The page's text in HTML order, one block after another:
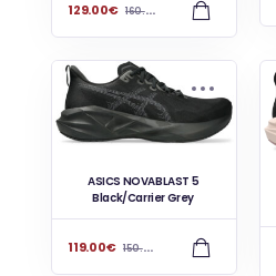
129.00€ 160.00
ASICS NOVABLAST 5
Black/Carrier Grey
119.00€ 150.00